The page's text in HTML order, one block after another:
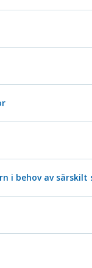
i behov av särskilt